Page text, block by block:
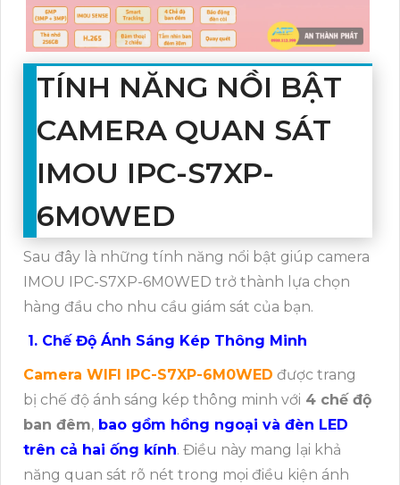
TÍNH NĂNG NỒI BẬT
CAMERA QUAN SÁT
IMOU IPC-S7XP-
6M0WED
Sau đây là những tính năng nổi bật giúp camera
IMOU IPC-S7XP-6M0WED trở thành lựa chọn
hàng đầu cho nhu cầu giám sát của bạn.
1. Chế Độ Ánh Sáng Kép Thông Minh
Camera WIFI IPC-S7XP-6M0WED được trang
bị chế độ ánh sáng kép thông minh với 4 chế độ
ban đêm, bao gồm hồng ngoại và đèn LED
trên cả hai ống kính. Điều này mang lại khả
năng quan sát rõ nét trong mọi điều kiện ánh